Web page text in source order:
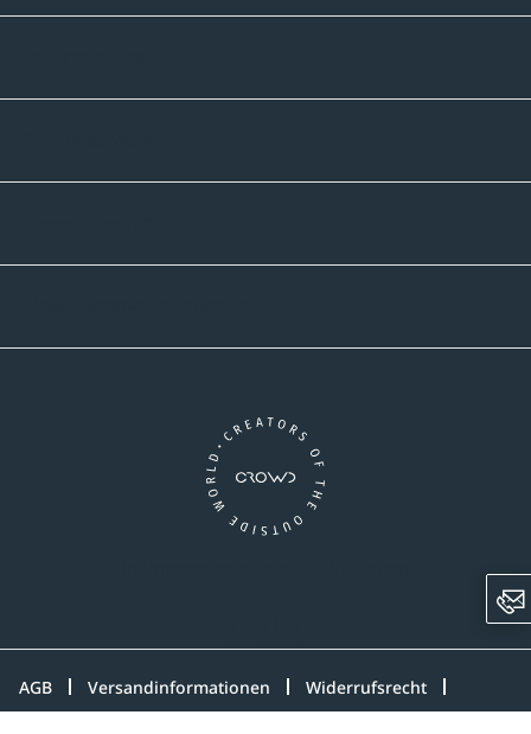
AGB Versandinformationen
Widerrufsrecht